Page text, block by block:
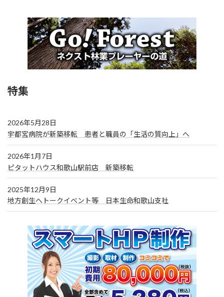
特集
2026年5月28日
宇都宮病院が新築移転 患者と職員の「生活の質向上」へ
2026年1月7日
ピタットハウス和歌山駅前店 新築移転
2025年12月9日
地方創生へトークイベント等 日本生命和歌山支社